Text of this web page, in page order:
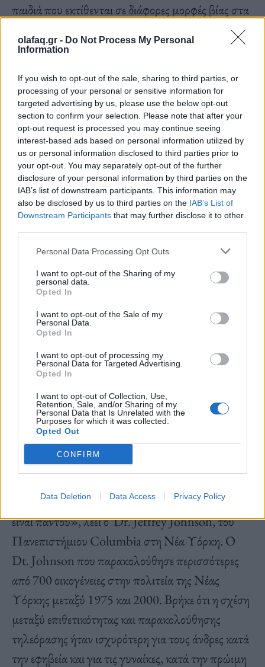
olafaq.gr - Do Not Process My Personal
Information
If you wish to opt-out of the sale, sharing to third parties, or
processing of your personal or sensitive information for
targeted advertising by us, please use the below opt-out
section to confirm your selection. Please note that after your
opt-out request is processed you may continue seeing
interest-based ads based on personal information utilized by
us or personal information disclosed to third parties prior to
your opt-out. You may separately opt-out of the further
disclosure of your personal information by third parties on the
IAB’s list of downstream participants. This information may
also be disclosed by us to third parties on the IAB’s List of
Downstream Participants that may further disclose it to other
Personal Data Processing Opt Outs
I want to opt-out of the Sharing of my
personal data.
Opted In
I want to opt-out of the Sale of my
Personal Data.
Opted In
I want to opt-out of processing my
Personal Data for Targeted Advertising.
Opted In
I want to opt-out of Collection, Use,
Retention, Sale, and/or Sharing of my
Personal Data that Is Unrelated with the
Purposes for which it was collected.
Opted Out
CONFIRM
Data Deletion Data Access Privacy Policy
παιδιά που εκτίθενται σε διάφορες μορφές βίας στα
μέσα ενημέρωσης –όχι μόνο στην τηλεοπτική βία
αλλά και στη βία στο διαδίκτυο, σε ταινίες και
ένα κακό, τρομακτικό μέρος όπου δεν είναι ασφαλή
και δεν μπορούν να κάνουν τίποτα για να
προστατέψουν τον εαυτό τους. Αυτό είναι ένα
ιδιαίτερο πρόβλημα για τα πολύ μικρά παιδιά,
όπως εκείνα κάτω των έξι ετών, που δυσκολεύονται
να ξεχωρίσουν την πραγματικότητα από τη
φαντασία.
Βία στην τηλεόραση και ενήλικες
την ημέρα μπορεί
να κάνει ένα άτομο πιο βίαιο προς
ορισμένες περιπτώσεις, η παρακολούθηση
τηλεόρασης αυξάνει τον κίνδυνο βίας κατά πέντε
φορές. Η νέαέρευναδείχνει ότι το αποτέλεσμα δεν
παρατηρείται μόνο στα παιδιά, όπως είχε προταθεί
στο παρελθόν,αλλά και στους ενήλικες.
αρακολουθήστε μία ώρα τηλεόραση και
βίαιων πράξεων. «Σπορ, ειδήσεις, διαφημίσεις –
είναι παντού», λέει ο Dr. Jeffrey Johnson, του
Πανεπιστήμιου Columbia στη Νέα Υόρκη. Ο
Dt. Johnson που παρακολούθησε περισσότερες
από 700 οικογένειες στην πολιτεία της Νέας
Υόρκης μεταξύ 1975 και 2000. Βρήκε ότι η σχέση
μεταξύ επιθετικότητας και παρακολούθησης
τηλεόρασης ήταν ισχυρότερη για τους άνδρες κατά
την εφηβεία και για τις γυναίκες, κατά την πρώιμη